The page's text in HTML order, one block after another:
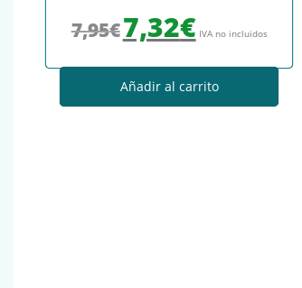
7,95€7,32€ IVA no incluidos
Añadir al carrito